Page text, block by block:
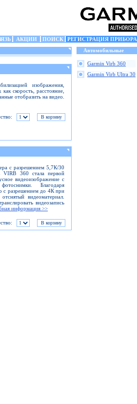
АКЦИИ ПОИСК РЕГИСТРАЦИЯ ПРИБОРА
изображения,
скорость, расстояние,
отобразить на видео.
с разрешением 5,7К/30
VIRB 360 стала первой
видеоизображение с
Благодаря
с разрешением до 4К при
видеоматериал.
видеозапись
информация >>
Автомобильные
Garmin Virb 360
Garmin Virb Ultra 30